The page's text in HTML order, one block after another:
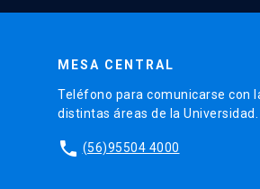
MESA CENTRAL
Teléfono para comunicarse con
distintas áreas de la Universidad.
phone (56)95504 4000